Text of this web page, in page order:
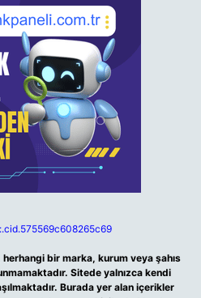
bir marka, kurum veya şahıs
Sitede yalnızca kendi
Burada yer alan içerikler